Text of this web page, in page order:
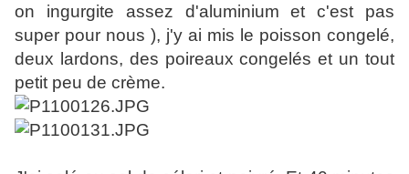
on ingurgite assez d'aluminium et c'est pas
super pour nous ), j'y ai mis le poisson congelé,
deux lardons, des poireaux congelés et un tout
petit peu de crème.